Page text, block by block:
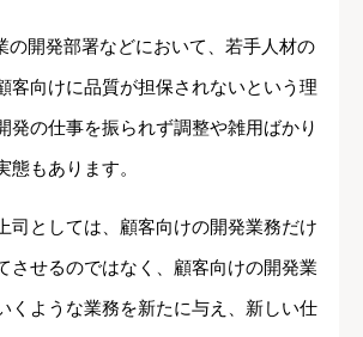
の開発部署などにおいて、若手人材の
客向けに品質が担保されないという理
発の仕事を振られず調整や雑用ばかり
態もあります。
司としては、顧客向けの開発業務だけ
させるのではなく、顧客向けの開発業
くような業務を新たに与え、新しい仕